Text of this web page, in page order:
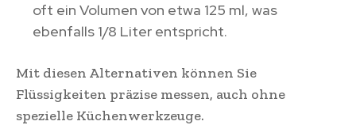
oft ein Volumen von etwa 125 ml, was
ebenfalls 1/8 Liter entspricht.
Mit diesen Alternativen können Sie
Flüssigkeiten präzise messen, auch ohne
spezielle Küchenwerkzeuge.